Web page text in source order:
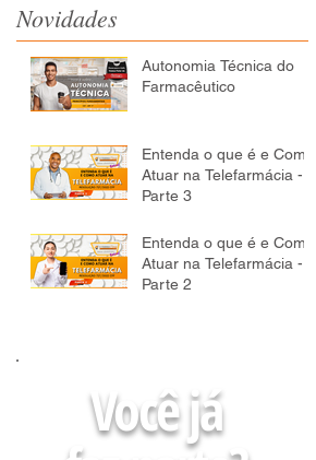
Novidades
Autonomia Técnica do
Farmacêutico
Entenda o que é e Como
Atuar na Telefarmácia -
Parte 3
Entenda o que é e Como
Atuar na Telefarmácia -
Parte 2
Você já